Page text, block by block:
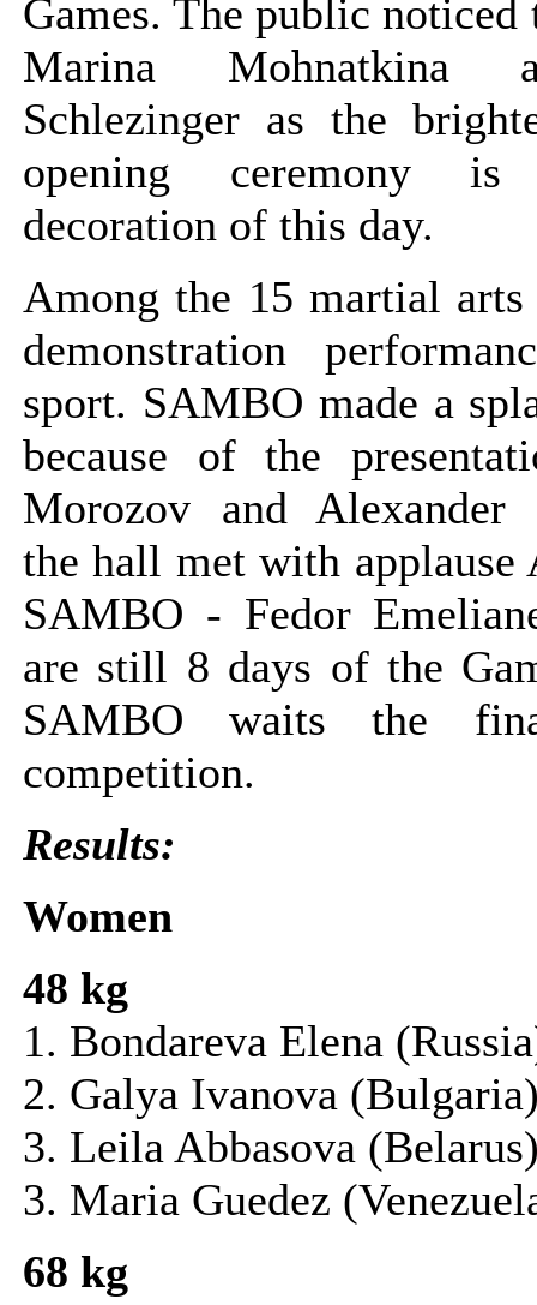
Games. The public
Marina Mohnatkina
Schlezinger as the
opening ceremony
decoration of this day.
Among the 15 martial arts
demonstration
sport. SAMBO made a
because of the
Morozov and Alexander
the hall met with applause
SAMBO - Fedor
are still 8 days of the
SAMBO waits the
competition.
Results:
Women
48 kg
1. Bondareva Elena
2. Galya Ivanova
3. Leila Abbasova
3. Maria Guedez
68 kg